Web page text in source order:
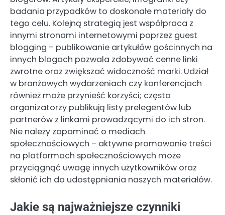
badania przypadków to doskonałe materiały do
tego celu. Kolejną strategią jest współpraca z
innymi stronami internetowymi poprzez guest
blogging – publikowanie artykułów gościnnych na
innych blogach pozwala zdobywać cenne linki
zwrotne oraz zwiększać widoczność marki. Udział
w branżowych wydarzeniach czy konferencjach
również może przynieść korzyści; często
organizatorzy publikują listy prelegentów lub
partnerów z linkami prowadzącymi do ich stron.
Nie należy zapominać o mediach
społecznościowych – aktywne promowanie treści
na platformach społecznościowych może
przyciągnąć uwagę innych użytkowników oraz
skłonić ich do udostępniania naszych materiałów.
Jakie są najważniejsze czynniki